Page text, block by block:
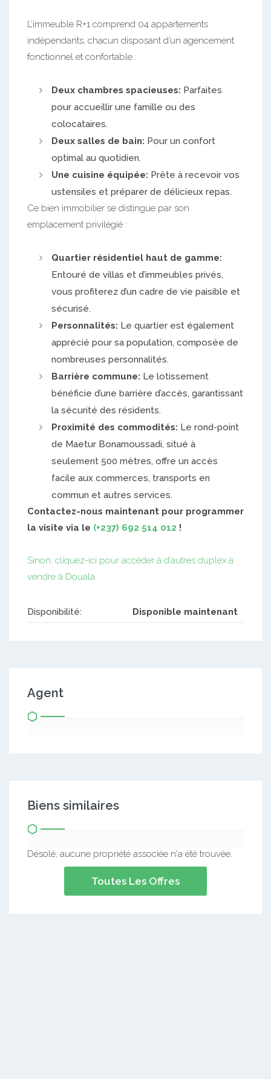
L’immeuble R+1 comprend 04 appartements
indépendants, chacun disposant d’un agencement
fonctionnel et confortable :
Deux chambres spacieuses: Parfaites
pour accueillir une famille ou des
colocataires.
Deux salles de bain: Pour un confort
optimal au quotidien.
Une cuisine équipée: Prête à recevoir vos
ustensiles et préparer de délicieux repas.
Ce bien immobilier se distingue par son
emplacement privilégié :
Quartier résidentiel haut de gamme:
Entouré de villas et d’immeubles privés,
vous profiterez d’un cadre de vie paisible et
sécurisé.
Personnalités: Le quartier est également
apprécié pour sa population, composée de
nombreuses personnalités.
Barrière commune: Le lotissement
bénéficie d’une barrière d’accès, garantissant
la sécurité des résidents.
Proximité des commodités: Le rond-point
de Maetur Bonamoussadi, situé à
seulement 500 mètres, offre un accès
facile aux commerces, transports en
commun et autres services.
Contactez-nous maintenant pour programmer
la visite via le (+237) 692 514 012 !
Sinon, cliquez-ici pour accéder à d’autres duplex à
vendre à Douala.
Disponibilité: Disponible maintenant
Agent
Biens similaires
Désolé, aucune propriété associée n'a été trouvée.
Toutes Les Offres